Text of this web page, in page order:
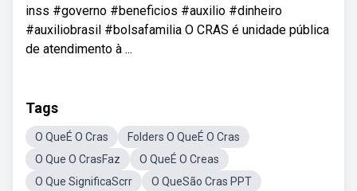
inss #governo #beneficios #auxilio #dinheiro
#auxiliobrasil #bolsafamilia O CRAS é unidade pública
de atendimento à ...
Tags
O QueÉ O Cras
Folders O QueÉ O Cras
O Que O CrasFaz
O QueÉ O Creas
O Que SignificaScrr
O QueSão Cras PPT